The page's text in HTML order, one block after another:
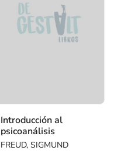
Introducción al
psicoanálisis
FREUD, SIGMUND